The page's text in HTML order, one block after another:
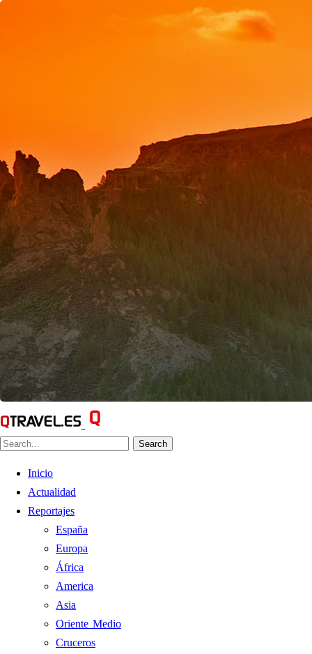
Search
Inicio
Actualidad
Reportajes
España
Europa
África
America
Asia
Oriente Medio
Cruceros